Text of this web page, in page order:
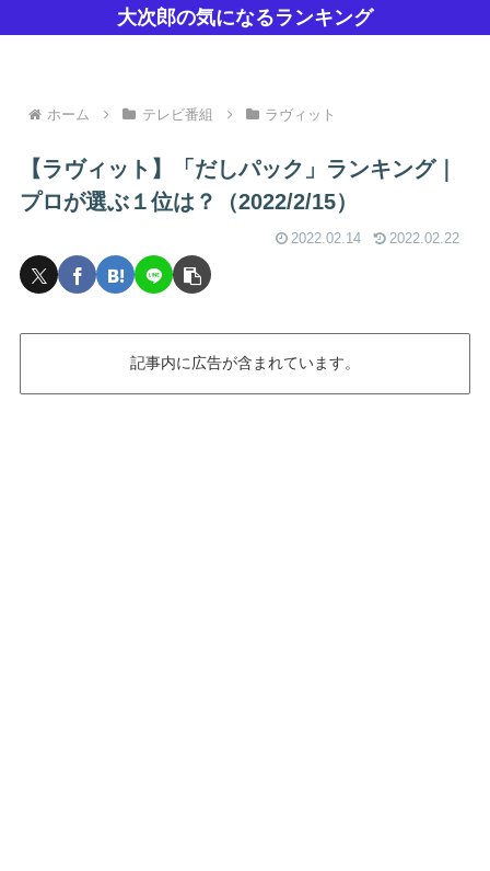
大次郎の気になるランキング
ホーム テレビ番組 ラヴィット
【ラヴィット】「だしパック」ランキング｜
プロが選ぶ１位は？（2022/2/15）
2022.02.14 2022.02.22
記事内に広告が含まれています。